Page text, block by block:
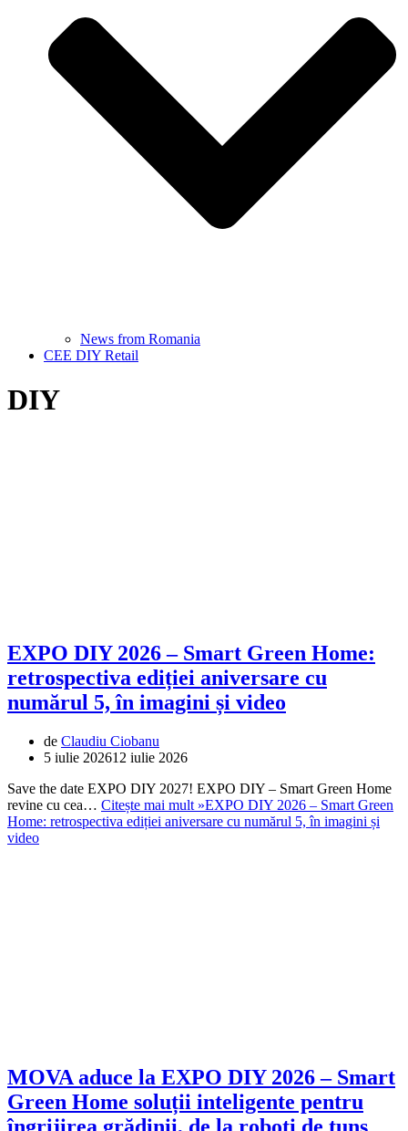
News from Romania
CEE DIY Retail
DIY
EXPO DIY 2026 – Smart Green Home:
retrospectiva ediției aniversare cu
numărul 5, în imagini și video
de Claudiu Ciobanu
5 iulie 202612 iulie 2026
Save the date EXPO DIY 2027! EXPO DIY – Smart Green Home
revine cu cea… Citește mai mult »EXPO DIY 2026 – Smart Green
Home: retrospectiva ediției aniversare cu numărul 5, în imagini și
video
MOVA aduce la EXPO DIY 2026 – Smart
Green Home soluții inteligente pentru
îngrijirea grădinii, de la roboți de tuns